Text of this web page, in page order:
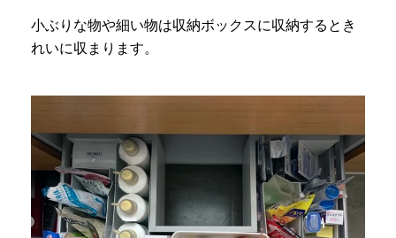
小ぶりな物や細い物は収納ボックスに収納するとき
れいに収まります。